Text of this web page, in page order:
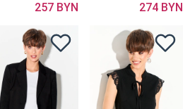
257 BYN 274 BYN